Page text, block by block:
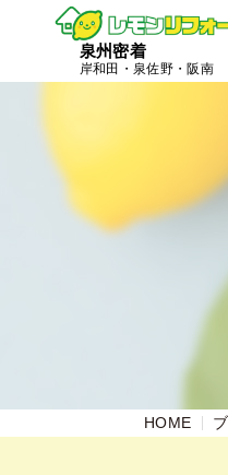
泉州密着
岸和田・泉佐野・阪南
HOME